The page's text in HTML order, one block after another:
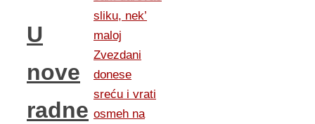
U
nove
radne
sliku, nek’
maloj
Zvezdani
donese
sreću i vrati
osmeh na